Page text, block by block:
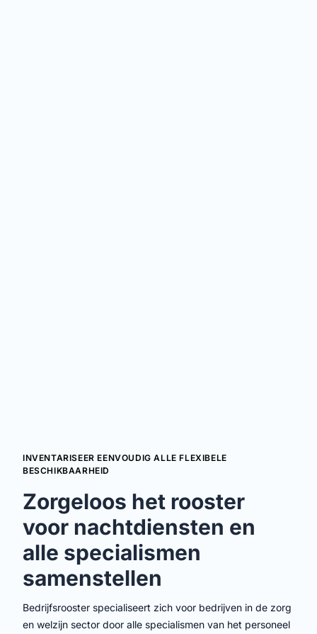
INVENTARISEER EENVOUDIG ALLE FLEXIBELE
BESCHIKBAARHEID
Zorgeloos het rooster
voor nachtdiensten en
alle specialismen
samenstellen
Bedrijfsrooster specialiseert zich voor bedrijven in de zorg
en welzijn sector door alle specialismen van het personeel